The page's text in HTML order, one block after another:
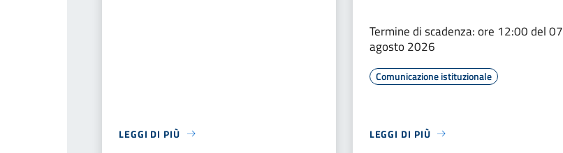
LEGGI DI PIÙ
Termine di scadenza: ore 12:00 del 07
agosto 2026
Comunicazione istituzionale
LEGGI DI PIÙ